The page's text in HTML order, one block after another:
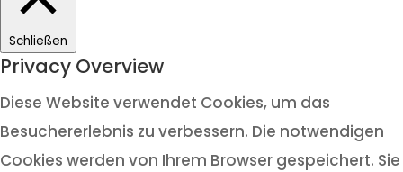
Schließen
Privacy Overview
Diese Website verwendet Cookies, um das
Besuchererlebnis zu verbessern. Die notwendigen
Cookies werden von Ihrem Browser gespeichert. Sie